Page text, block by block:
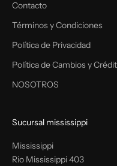
Contacto
Términos y Condiciones
Política de Privacidad
Política de Cambios y
NOSOTROS
Sucursal mississippi
Mississippi
Rio Mississippi 403